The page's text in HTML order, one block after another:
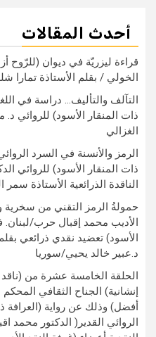
أحدث المقالات
قراءة ليزريّة في ديوان (للرّوح
الخولي / بقلم الأستاذة تمارا
التآلف والتأليف… دراسة في
ذات المنقار الأسود) للروائي
الغزالي
الرمز والأنسنة في السرد
ذات المنقار الأسود) للروائي
الناقدة الذرائعية الأستاذة
حمولةُ الرمز التقني من
الأديب محمد إقبال حرب/لبنان.
الأسود) تعضيد نقدي ذرائعي بقلم
د.عبير خالد يحيي/سوريا
الحلقة الخامسة عشرة من
إنشانية) الجناح الثقافي
أفضل) وذلك عن رواية (العرافة
الروائي القدير( الدكتور